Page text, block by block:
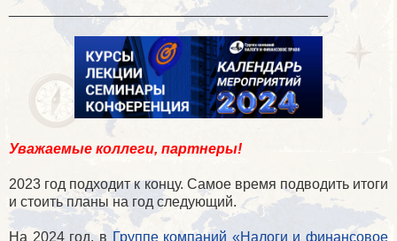
________________________________________
Уважаемые коллеги, партнеры!
2023 год подходит к концу. Самое время подводить итоги
и стоить планы на год следующий.
На 2024 год, в Группе компаний «Налоги и финансовое